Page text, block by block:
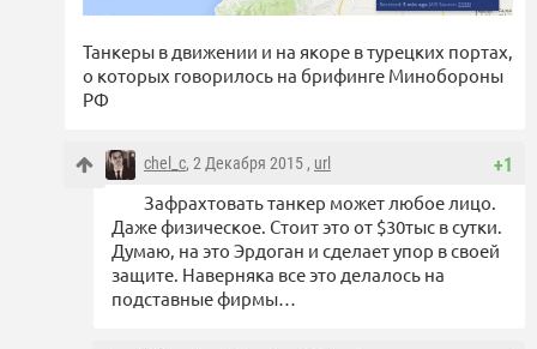
Танкеры в движении и на якоре в турецких портах,
о которых говорилось на брифинге Минобороны
РФ
+1
chel_c, 2 Декабря 2015 , url
Зафрахтовать танкер может любое лицо.
Даже физическое. Стоит это от $30тыс в сутки.
Думаю, на это Эрдоган и сделает упор в своей
защите. Наверняка все это делалось на
подставные фирмы…